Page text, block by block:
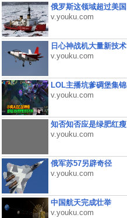
俄罗斯这领域超过美国
v.youku.com
日心神战机大量新技术
v.youku.com
LOL主播坑爹碉堡集锦
v.youku.com
知否知否应是绿肥红瘦
v.youku.com
俄军苏57另辟奇径
v.youku.com
中国航天完成壮举
v.youku.com